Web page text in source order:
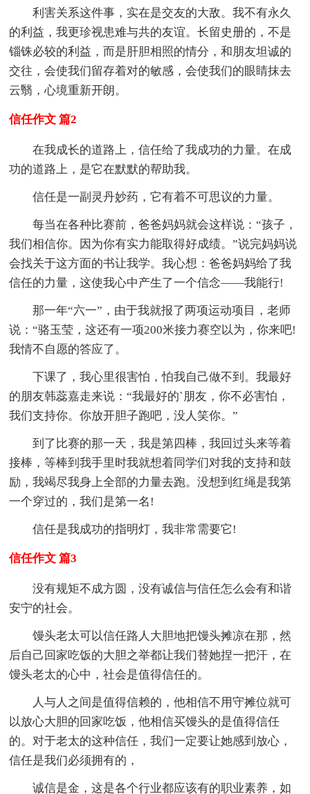
利害关系这件事，实在是交友的大敌。我不有永久
的利益，我更珍视患难与共的友谊。长留史册的，不是
锱铢必较的利益，而是肝胆相照的情分，和朋友坦诚的
交往，会使我们留存着对的敏感，会使我们的眼睛抹去
云翳，心境重新开朗。
信任作文 篇2
在我成长的道路上，信任给了我成功的力量。在成
功的道路上，是它在默默的帮助我。
信任是一副灵丹妙药，它有着不可思议的力量。
每当在各种比赛前，爸爸妈妈就会这样说：“孩子，
我们相信你。因为你有实力能取得好成绩。”说完妈妈说
会找关于这方面的书让我学。我心想：爸爸妈妈给了我
信任的力量，这使我心中产生了一个信念——我能行!
那一年“六一”，由于我就报了两项运动项目，老师
说：“骆玉莹，这还有一项200米接力赛空以为，你来吧!
我情不自愿的答应了。
下课了，我心里很害怕，怕我自己做不到。我最好
的朋友韩蕊嘉走来说：“我最好的`朋友，你不必害怕，
我们支持你。你放开胆子跑吧，没人笑你。”
到了比赛的那一天，我是第四棒，我回过头来等着
接棒，等棒到我手里时我就想着同学们对我的支持和鼓
励，我竭尽我身上全部的力量去跑。没想到红绳是我第
一个穿过的，我们是第一名!
信任是我成功的指明灯，我非常需要它!
信任作文 篇3
没有规矩不成方圆，没有诚信与信任怎么会有和谐
安宁的社会。
馒头老太可以信任路人大胆地把馒头摊凉在那，然
后自己回家吃饭的大胆之举都让我们替她捏一把汗，在
馒头老太的心中，社会是值得信任的。
人与人之间是值得信赖的，他相信不用守摊位就可
以放心大胆的回家吃饭，他相信买馒头的是值得信任
的。对于老太的这种信任，我们一定要让她感到放心，
信任是我们必须拥有的，
诚信是金，这是各个行业都应该有的职业素养，如